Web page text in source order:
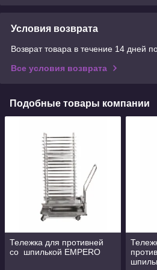
Условия возврата
Возврат товара в течение 14 дней
Все условия возврата
Подобные товары компании
Тележка для противней
со шпилькой EMPERO